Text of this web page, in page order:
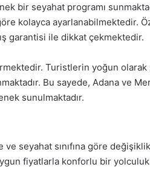
bir seyahat programı
kolayca ayarlanabilmektedir.
garantisi ile dikkat çekmektedir.
Turistlerin yoğun
Bu sayede, Adana ve
sunulmaktadır.
seyahat sınıfına göre değişiklik
fiyatlarla konforlu bir